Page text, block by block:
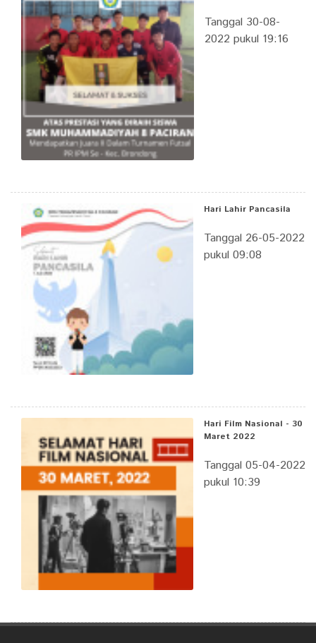
Tanggal 30-08-
2022 pukul 19:16
Hari Lahir Pancasila
Tanggal 26-05-2022
pukul 09:08
Hari Film Nasional - 30
Maret 2022
Tanggal 05-04-2022
pukul 10:39